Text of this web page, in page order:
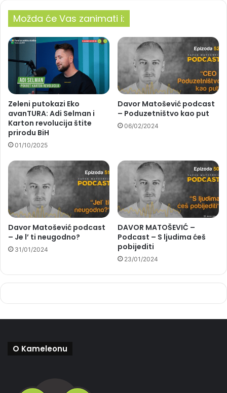
Možda će Vas zanimati i:
Zeleni putokazi Eko
avanTURA: Adi Selman i
Karton revolucija štite
prirodu BiH
01/10/2025
Davor Matošević podcast
– Poduzetništvo kao put
06/02/2024
Davor Matošević podcast
– Je l’ ti neugodno?
31/01/2024
DAVOR MATOŠEVIĆ –
Podcast – S ljudima ćeš
pobijediti
23/01/2024
O Kameleonu